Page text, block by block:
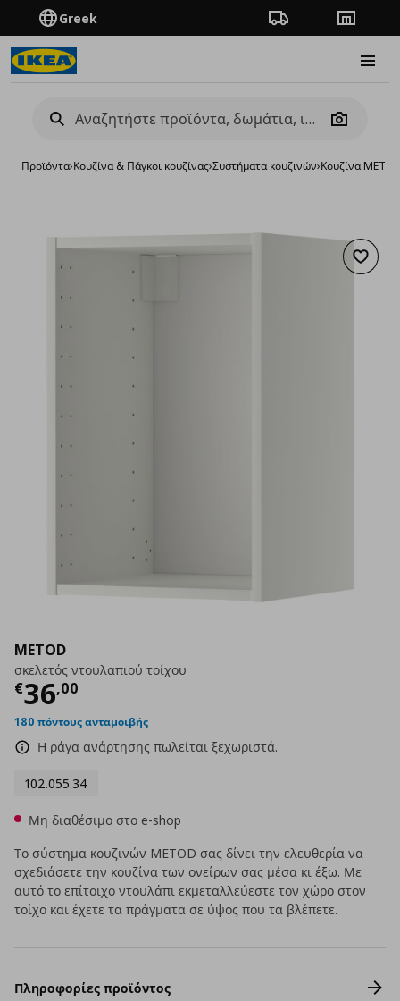
Greek Πορεία παραγγελίας
Camera
Προϊόντα›Κουζίνα & Πάγκοι κουζίνας›Συστήματα κουζινών›Κουζίνα
METOD
σκελετός ντουλαπιού τοίχου
€36,00
Τρέχουσα τιμή
180 πόντους ανταμοιβής
Η ράγα ανάρτησης πωλείται ξεχωριστά.
102.055.34
Μη διαθέσιμο στο e-shop
Το σύστημα κουζινών METOD σας δίνει την ελευθερία να
σχεδιάσετε την κουζίνα των ονείρων σας μέσα κι έξω. Με
αυτό το επίτοιχο ντουλάπι εκμεταλλεύεστε τον χώρο στον
τοίχο και έχετε τα πράγματα σε ύψος που τα βλέπετε.
Πληροφορίες προϊόντος